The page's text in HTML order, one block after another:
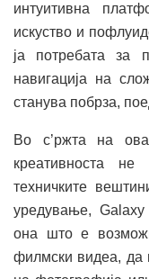
интуитивна
искуство и
ја потребата за
навигација на
станува побрза,
Во с’ржта на
креативноста
техничките
уредување,
она што е
филмски видеа, да